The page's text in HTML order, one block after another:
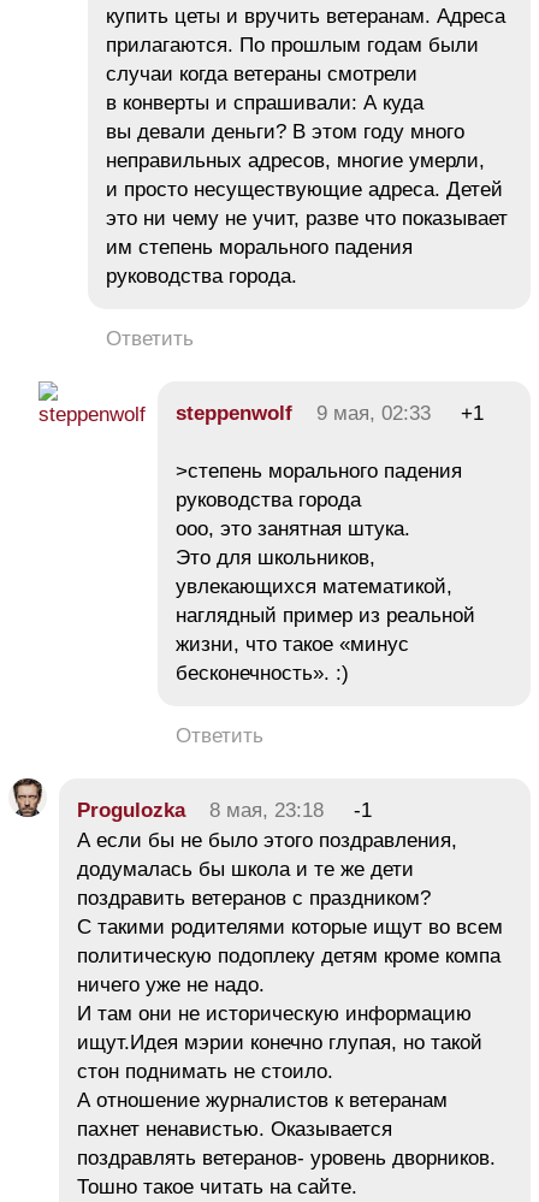
купить цеты и вручить ветеранам. Адреса
прилагаются. По прошлым годам были
случаи когда ветераны смотрели
в конверты и спрашивали: А куда
вы девали деньги? В этом году много
неправильных адресов, многие умерли,
и просто несуществующие адреса. Детей
это ни чему не учит, разве что показывает
им степень морального падения
руководства города.
Ответить
steppenwolf 9 мая, 02:33 +1
>степень морального падения
руководства города
ооо, это занятная штука.
Это для школьников,
увлекающихся математикой,
наглядный пример из реальной
жизни, что такое «минус
бесконечность». :)
Ответить
Progulozka 8 мая, 23:18
-1
А если бы не было этого поздравления,
додумалась бы школа и те же дети
поздравить ветеранов с праздником?
С такими родителями которые ищут во всем
политическую подоплеку детям кроме компа
ничего уже не надо.
И там они не историческую информацию
ищут.Идея мэрии конечно глупая, но такой
стон поднимать не стоило.
А отношение журналистов к ветеранам
пахнет ненавистью. Оказывается
поздравлять ветеранов- уровень дворников.
Тошно такое читать на сайте.